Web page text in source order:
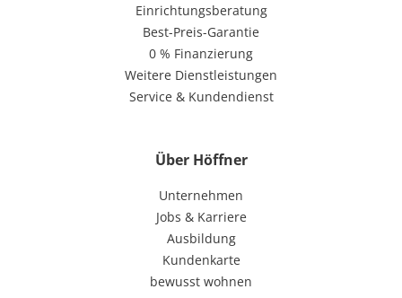
Einrichtungsberatung
Best-Preis-Garantie
0 % Finanzierung
Weitere Dienstleistungen
Service & Kundendienst
Über Höffner
Unternehmen
Jobs & Karriere
Ausbildung
Kundenkarte
bewusst wohnen